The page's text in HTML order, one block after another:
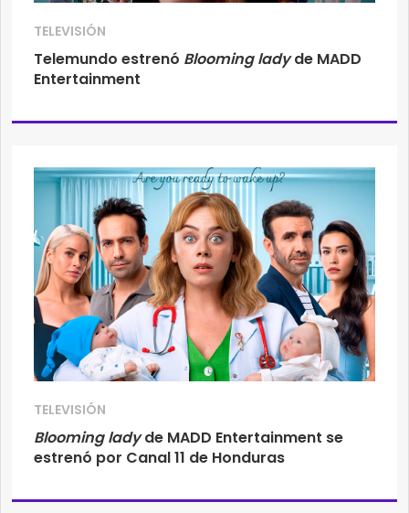
TELEVISIÓN
Telemundo estrenó Blooming ladyde MADD
Entertainment
TELEVISIÓN
Blooming ladyde MADD Entertainment se
estrenó por Canal 11 de Honduras